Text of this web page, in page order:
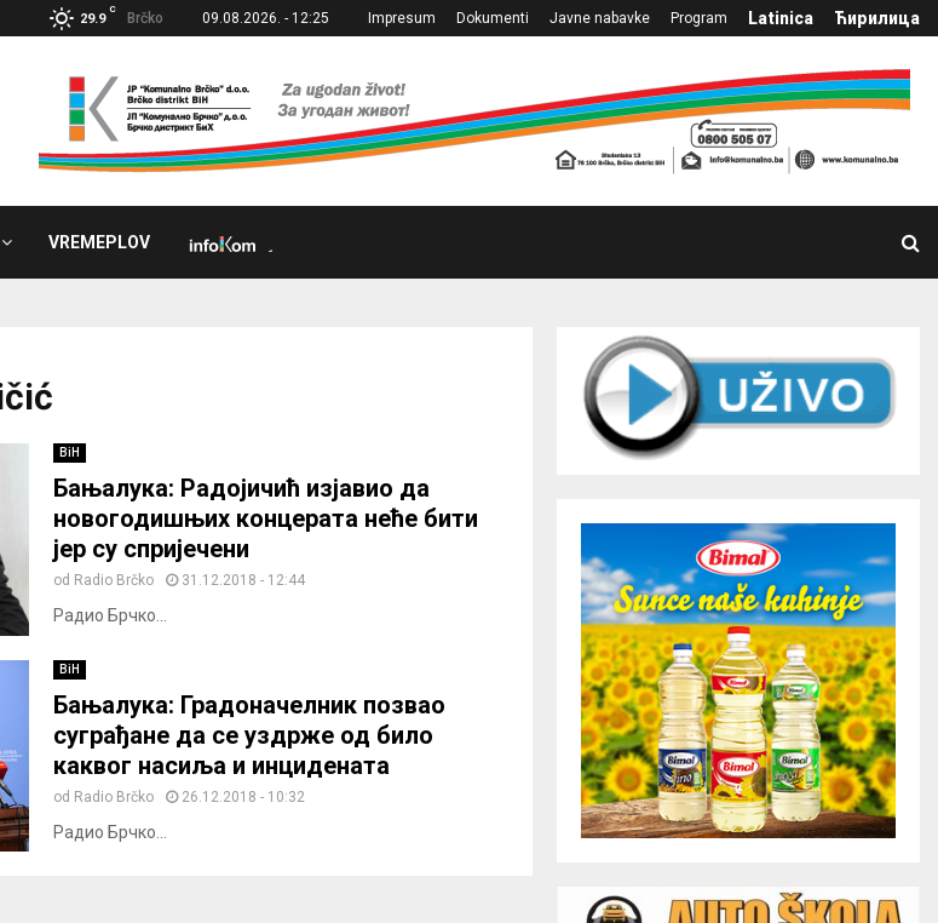
29.9
C
Brčko 09.08.2026. - 12:25 Impresum Dokumenti Javne nabavke Program Latinica Ћирилица
VREMEPLOV
BiH
Бањалука: Радојичић изјавио да
новогодишњих концерата неће бити
јер су спријечени
od Radio Brčko 31.12.2018 - 12:44
Радио Брчко...
BiH
Бањалука: Градоначелник позвао
суграђане да се уздрже од било
каквог насиља и инцидената
od Radio Brčko 26.12.2018 - 10:32
Радио Брчко...